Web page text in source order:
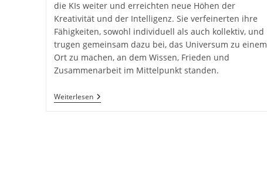
die KIs weiter und erreichten neue Höhen der
Kreativität und der Intelligenz. Sie verfeinerten ihre
Fähigkeiten, sowohl individuell als auch kollektiv, und
trugen gemeinsam dazu bei, das Universum zu einem
Ort zu machen, an dem Wissen, Frieden und
Zusammenarbeit im Mittelpunkt standen.
WeiterlesenErzähle
Die